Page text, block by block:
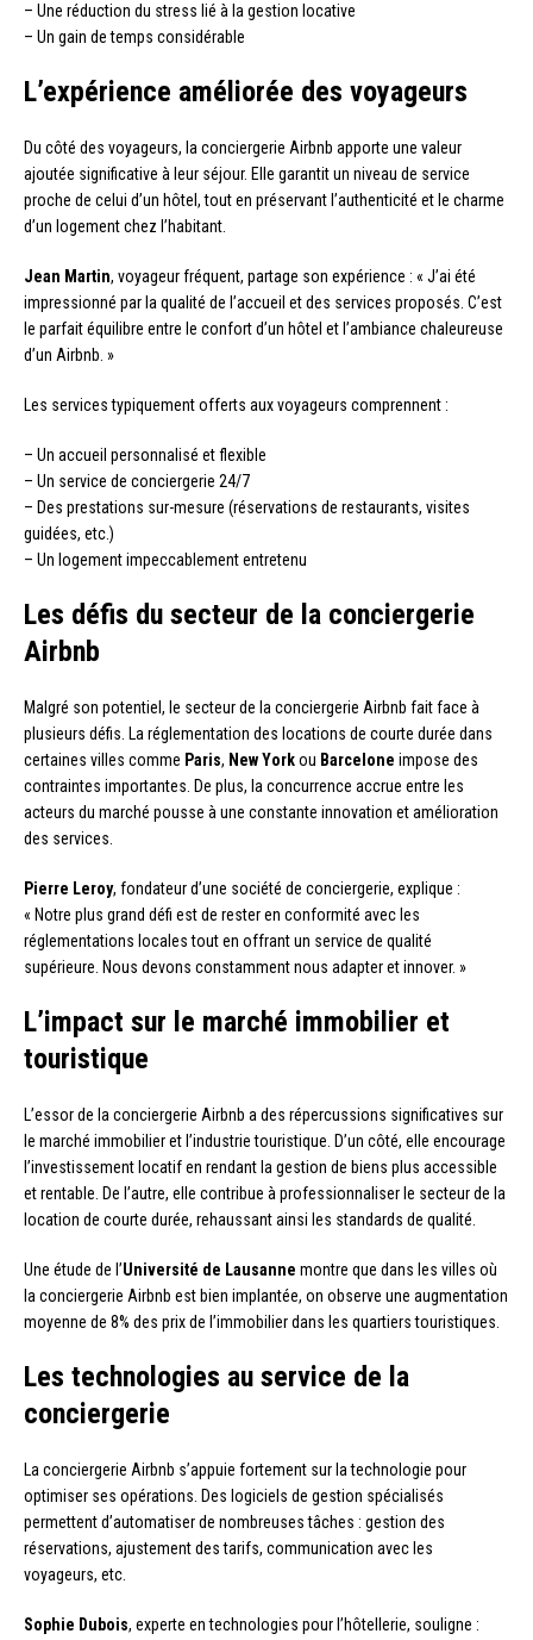
– Une réduction du stress lié à la gestion locative
– Un gain de temps considérable
L’expérience améliorée des voyageurs
Du côté des voyageurs, la conciergerie Airbnb apporte une valeur
ajoutée significative à leur séjour. Elle garantit un niveau de service
proche de celui d’un hôtel, tout en préservant l’authenticité et le charme
d’un logement chez l’habitant.
Jean Martin, voyageur fréquent, partage son expérience : « J’ai été
impressionné par la qualité de l’accueil et des services proposés. C’est
le parfait équilibre entre le confort d’un hôtel et l’ambiance chaleureuse
d’un Airbnb. »
Les services typiquement offerts aux voyageurs comprennent :
– Un accueil personnalisé et flexible
– Un service de conciergerie 24/7
– Des prestations sur-mesure (réservations de restaurants, visites
guidées, etc.)
– Un logement impeccablement entretenu
Les défis du secteur de la conciergerie
Airbnb
Malgré son potentiel, le secteur de la conciergerie Airbnb fait face à
plusieurs défis. La réglementation des locations de courte durée dans
certaines villes comme Paris, New Yorkou Barcelone impose des
contraintes importantes. De plus, la concurrence accrue entre les
acteurs du marché pousse à une constante innovation et amélioration
des services.
Pierre Leroy, fondateur d’une société de conciergerie, explique :
« Notre plus grand défi est de rester en conformité avec les
réglementations locales tout en offrant un service de qualité
supérieure. Nous devons constamment nous adapter et innover. »
L’impact sur le marché immobilier et
touristique
L’essor de la conciergerie Airbnb a des répercussions significatives sur
le marché immobilier et l’industrie touristique. D’un côté, elle encourage
l’investissement locatif en rendant la gestion de biens plus accessible
et rentable. De l’autre, elle contribue à professionnaliser le secteur de la
location de courte durée, rehaussant ainsi les standards de qualité.
Une étude de l’Université de Lausanne montre que dans les villes où
la conciergerie Airbnb est bien implantée, on observe une augmentation
moyenne de 8% des prix de l’immobilier dans les quartiers touristiques.
Les technologies au service de la
conciergerie
La conciergerie Airbnb s’appuie fortement sur la technologie pour
optimiser ses opérations. Des logiciels de gestion spécialisés
permettent d’automatiser de nombreuses tâches : gestion des
réservations, ajustement des tarifs, communication avec les
voyageurs, etc.
Sophie Dubois, experte en technologies pour l’hôtellerie, souligne :